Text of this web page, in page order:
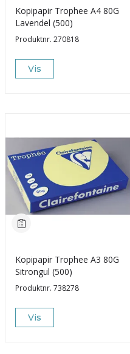
Kopipapir Trophee A4 80G
Lavendel (500)
Produktnr. 270818
Vis
Kopipapir Trophee A3 80G
Sitrongul (500)
Produktnr. 738278
Vis